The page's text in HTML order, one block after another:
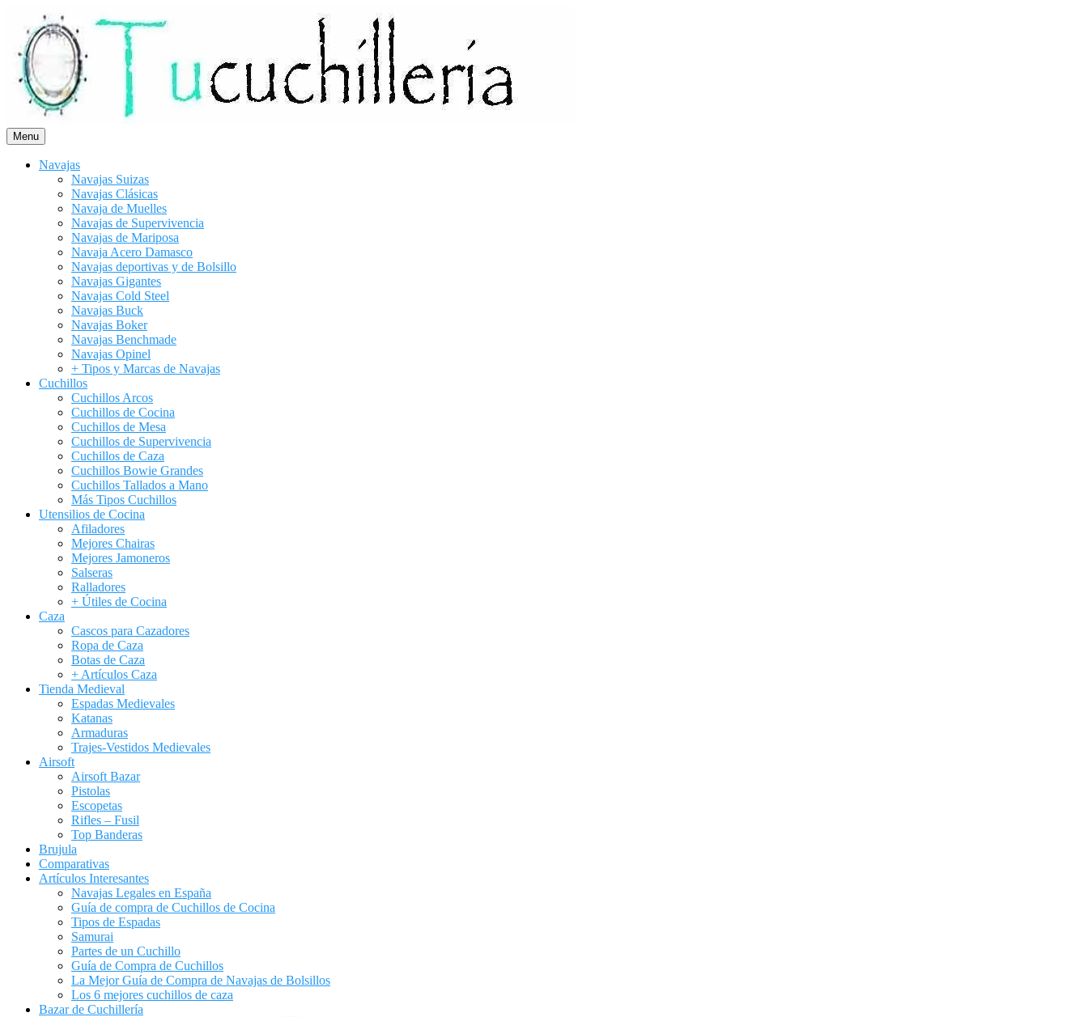
contenido
Menu
Navajas
Navajas Suizas
Navajas Clásicas
Navaja de Muelles
Navajas de Supervivencia
Navajas de Mariposa
Navaja Acero Damasco
Navajas deportivas y de Bolsillo
Navajas Gigantes
Navajas Cold Steel
Navajas Buck
Navajas Boker
Navajas Benchmade
Navajas Opinel
+ Tipos y Marcas de Navajas
Cuchillos
Cuchillos Arcos
Cuchillos de Cocina
Cuchillos de Mesa
Cuchillos de Supervivencia
Cuchillos de Caza
Cuchillos Bowie Grandes
Cuchillos Tallados a Mano
Más Tipos Cuchillos
Utensilios de Cocina
Afiladores
Mejores Chairas
Mejores Jamoneros
Salseras
Ralladores
+ Útiles de Cocina
Caza
Cascos para Cazadores
Ropa de Caza
Botas de Caza
+ Artículos Caza
Tienda Medieval
Espadas Medievales
Katanas
Armaduras
Trajes-Vestidos Medievales
Airsoft
Airsoft Bazar
Pistolas
Escopetas
Rifles – Fusil
Top Banderas
Brujula
Comparativas
Artículos Interesantes
Navajas Legales en España
Guía de compra de Cuchillos de Cocina
Tipos de Espadas
Samurai
Partes de un Cuchillo
Guía de Compra de Cuchillos
La Mejor Guía de Compra de Navajas de Bolsillos
Los 6 mejores cuchillos de caza
Bazar de Cuchillería